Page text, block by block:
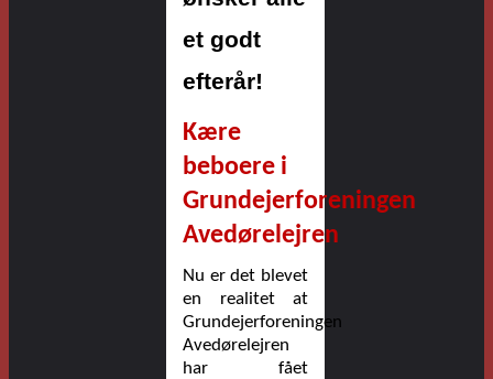
et godt
efterår!
Kære
beboere i
Grundejerforeningen
Avedørelejren
Nu er det blevet
en realitet at
Grundejerforeningen
Avedørelejren
har fået